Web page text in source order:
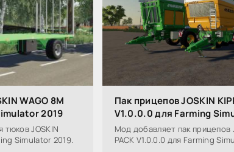
WAGO 8M
2019
JOSKIN
Simulator 2019.
Пак прицепов JOSKIN
V1.0.0.0 для Farming
Мод добавляет пак прицепов
PACK V1.0.0.0 для Farming